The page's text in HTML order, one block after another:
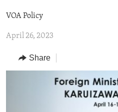
to
Navigation
REGIONS
AFRICA
AMERICAS
TOPICS
HUMAN RIGHTS
AID AND DEVELOPMENT
ARCHIVE
VOA Policy
April 26, 2023
Share